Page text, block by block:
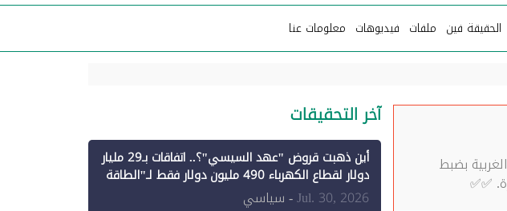
الحقيقة فين ملفات فيديوهات معلومات عنا
بضبط
✅✅
آخر التحقيقات
أين ذهبت قروض "عهد السيسي"؟.. اتفاقات بـ29 مليار
دولار لقطاع الكهرباء 490 مليون دولار فقط لـ"الطاقة
المتجددة" (1)
Jul. 30, 2026- سياسي